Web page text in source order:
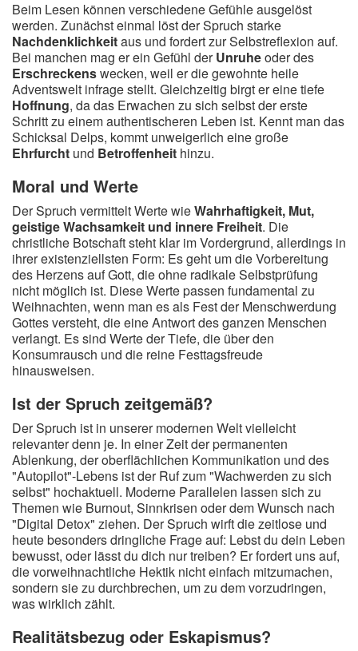
Beim Lesen können verschiedene Gefühle ausgelöst
werden. Zunächst einmal löst der Spruch starke
Nachdenklichkeitaus und fordert zur Selbstreflexion auf.
Bei manchen mag er ein Gefühl derUnruheoder des
Erschreckenswecken, weil er die gewohnte heile
Adventswelt infrage stellt. Gleichzeitig birgt er eine tiefe
Hoffnung, da das Erwachen zu sich selbst der erste
Schritt zu einem authentischeren Leben ist. Kennt man das
Schicksal Delps, kommt unweigerlich eine große
Ehrfurcht und Betroffenheit hinzu.
Moral und Werte
Der Spruch vermittelt Werte wieWahrhaftigkeit, Mut,
geistige Wachsamkeit und innere Freiheit. Die
christliche Botschaft steht klar im Vordergrund, allerdings in
ihrer existenziellsten Form: Es geht um die Vorbereitung
des Herzens auf Gott, die ohne radikale Selbstprüfung
nicht möglich ist. Diese Werte passen fundamental zu
Weihnachten, wenn man es als Fest der Menschwerdung
Gottes versteht, die eine Antwort des ganzen Menschen
verlangt. Es sind Werte der Tiefe, die über den
Konsumrausch und die reine Festtagsfreude
hinausweisen.
Ist der Spruch zeitgemäß?
Der Spruch ist in unserer modernen Welt vielleicht
relevanter denn je. In einer Zeit der permanenten
Ablenkung, der oberflächlichen Kommunikation und des
"Autopilot"-Lebens ist der Ruf zum "Wachwerden zu sich
selbst" hochaktuell. Moderne Parallelen lassen sich zu
Themen wie Burnout, Sinnkrisen oder dem Wunsch nach
"Digital Detox" ziehen. Der Spruch wirft die zeitlose und
heute besonders dringliche Frage auf: Lebst du dein Leben
bewusst, oder lässt du dich nur treiben? Er fordert uns auf,
die vorweihnachtliche Hektik nicht einfach mitzumachen,
sondern sie zu durchbrechen, um zu dem vorzudringen,
was wirklich zählt.
Realitätsbezug oder Eskapismus?